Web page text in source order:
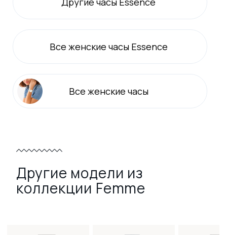
Все женские часы Essence
Все женские часы
Другие модели из
коллекции Femme